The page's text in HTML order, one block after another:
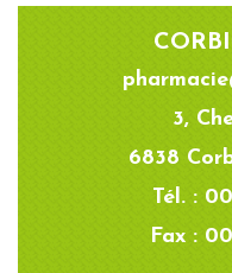
3,
6838
Tél. :
Fax :